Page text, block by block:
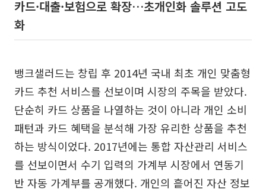
카드·대출·보험으로 확장…초개인화 솔루션 고도
화
뱅크샐러드는 창립 후 2014년 국내 최초 개인 맞춤형
카드 추천 서비스를 선보이며 시장의 주목을 받았다.
단순히 카드 상품을 나열하는 것이 아니라 개인 소비
패턴과 카드 혜택을 분석해 가장 유리한 상품을 추천
하는 방식이었다. 2017년에는 통합 자산관리 서비스
를 선보이면서 수기 입력의 가계부 시장에서 연동기
반 자동 가계부를 공개했다. 개인의 흩어진 자산 정보